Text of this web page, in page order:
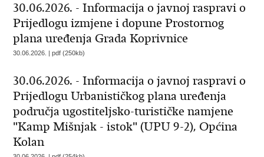
30.06.2026. - Informacija o javnoj raspravi o
Prijedlogu izmjene i dopune Prostornog
plana uređenja Grada Koprivnice
30.06.2026. | pdf (250kb)
30.06.2026. - Informacija o javnoj raspravi o
Prijedlogu Urbanističkog plana uređenja
područja ugostiteljsko-turističke namjene
"Kamp Mišnjak - istok" (UPU 9-2), Općina
Kolan